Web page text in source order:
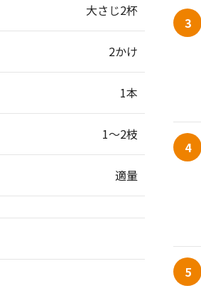
大さじ2杯
2かけ
1本
1～2枝
適量
3
4
5